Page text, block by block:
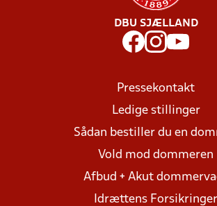
DBU SJÆLLAND
Pressekontakt
Ledige stillinger
Sådan bestiller du en
Vold mod dommeren
Afbud + Akut
Idrættens Forsikringer